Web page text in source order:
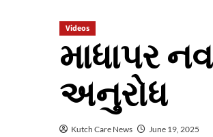
Videos
માધાપર
અનુરોધ
Kutch Care News June 19, 2025